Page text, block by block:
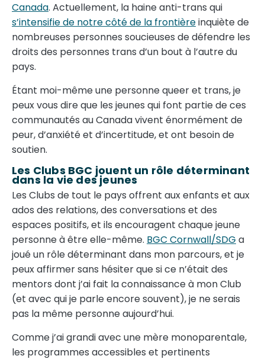
Canada. Actuellement, la haine anti-trans qui
s’intensifie de notre côté de la frontièreinquiète de
nombreuses personnes soucieuses de défendre les
droits des personnes trans d’un bout à l’autre du
pays.
Étant moi-même une personne queer et trans, je
peux vous dire que les jeunes qui font partie de ces
communautés au Canada vivent énormément de
peur, d’anxiété et d’incertitude, et ont besoin de
soutien.
Les Clubs BGC jouent un rôle déterminant
dans la vie des jeunes
Les Clubs de tout le pays offrent aux enfants et aux
ados des relations, des conversations et des
espaces positifs, et ils encouragent chaque jeune
personne à être elle-même. BGC Cornwall/SDG a
joué un rôle déterminant dans mon parcours, et je
peux affirmer sans hésiter que si ce n’était des
mentors dont j’ai fait la connaissance à mon Club
(et avec qui je parle encore souvent), je ne serais
pas la même personne aujourd’hui.
Comme j’ai grandi avec une mère monoparentale,
les programmes accessibles et pertinents